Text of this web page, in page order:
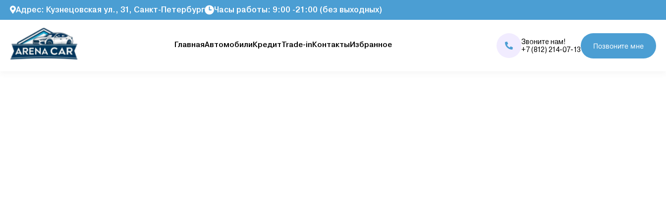
Адрес: Кузнецовская ул., 31, Санкт-Петербург Часы работы: 9:00 -21:00 (без выходных)
ГлавнаяАвтомобилиКредитTrade-inКонтактыИзбранное
Звоните нам!
+7 (812) 214-07-13
Позвоните мне